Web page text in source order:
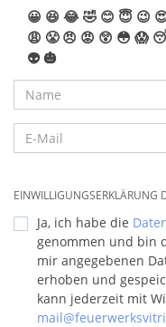
😀 😆 😂🤣 😊 😇 😉
😩 😤 😠 😡 😲 😳 😱
👽 🎃
EINWILLIGUNGSERKLÄRUNG
Ja, ich habe die
genommen und bin
mir angegebenen
erhoben und
kann jederzeit mit